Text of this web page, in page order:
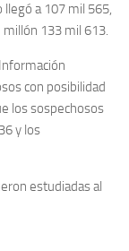
a 107 mil 565,
133 mil 613.
con posibilidad
los sospechosos
y los
estudiadas al